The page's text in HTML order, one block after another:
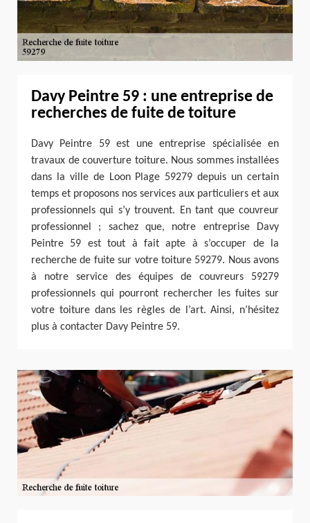
Davy Peintre 59 : une entreprise de
recherches de fuite de toiture
Davy Peintre 59 est une entreprise spécialisée en
travaux de couverture toiture. Nous sommes installées
dans la ville de Loon Plage 59279 depuis un certain
temps et proposons nos services aux particuliers et aux
professionnels qui s’y trouvent. En tant que couvreur
professionnel ; sachez que, notre entreprise Davy
Peintre 59 est tout à fait apte à s’occuper de la
recherche de fuite sur votre toiture 59279. Nous avons
à notre service des équipes de couvreurs 59279
professionnels qui pourront rechercher les fuites sur
votre toiture dans les règles de l’art. Ainsi, n’hésitez
plus à contacter Davy Peintre 59.